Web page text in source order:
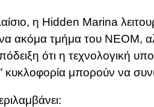
η Hidden Marina
ακόμα τμήμα του
ότι η τεχνολογική
κυκλοφορία μπορούν να